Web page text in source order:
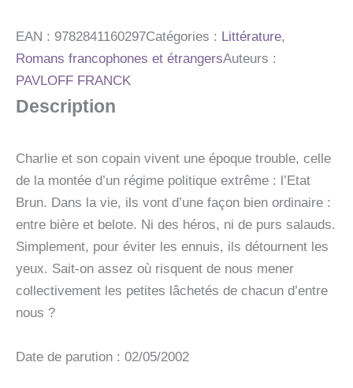
EAN : 9782841160297Catégories : Littérature,
Romans francophones et étrangersAuteurs :
PAVLOFF FRANCK
Description
Charlie et son copain vivent une époque trouble, celle
de la montée d’un régime politique extrême : l’Etat
Brun. Dans la vie, ils vont d’une façon bien ordinaire :
entre bière et belote. Ni des héros, ni de purs salauds.
Simplement, pour éviter les ennuis, ils détournent les
yeux. Sait-on assez où risquent de nous mener
collectivement les petites lâchetés de chacun d’entre
nous ?
Date de parution : 02/05/2002